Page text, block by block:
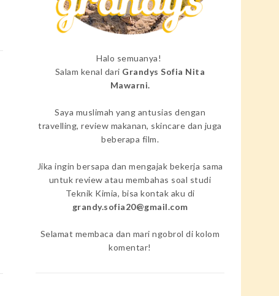
Halo semuanya!
Salam kenal dari Grandys Sofia Nita
Mawarni.
Saya muslimah yang antusias dengan
travelling, review makanan, skincare dan juga
beberapa film.
Jika ingin bersapa dan mengajak bekerja sama
untuk review atau membahas soal studi
Teknik Kimia, bisa kontak aku di
grandy.sofia20@gmail.com
Selamat membaca dan mari ngobrol di kolom
komentar!